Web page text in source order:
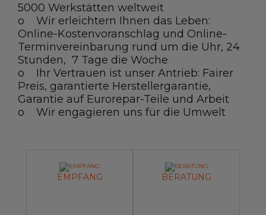
5000 Werkstätten weltweit
o Wir erleichtern Ihnen das Leben:
Online-Kostenvoranschlag und Online-
Terminvereinbarung rund um die Uhr, 24
Stunden, 7 Tage die Woche
o Ihr Vertrauen ist unser Antrieb: Fairer
Preis, garantierte Herstellergarantie,
Garantie auf Eurorepar-Teile und Arbeit
o Wir engagieren uns für die Umwelt
EMPFANG BERATUNG